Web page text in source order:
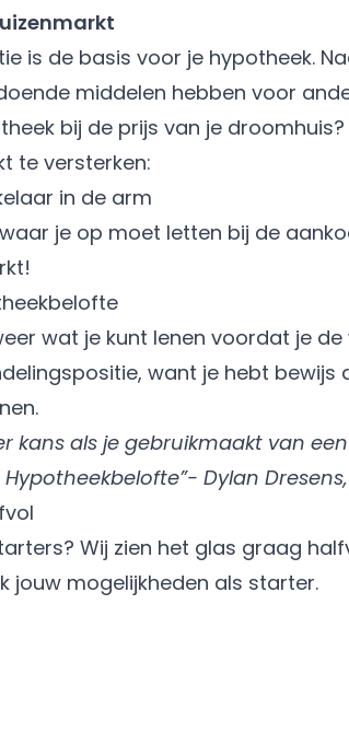
is de basis voor je hypotheek.
middelen hebben voor
bij de prijs van je
te versterken:
in de arm
je op moet letten bij de
wat je kunt lenen voordat je
want je hebt
kans als je gebruikmaakt van
Dylan
Wij zien het glas graag
jouw mogelijkheden als starter.